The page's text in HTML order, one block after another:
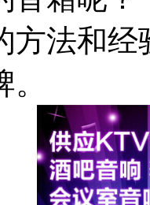
方法和